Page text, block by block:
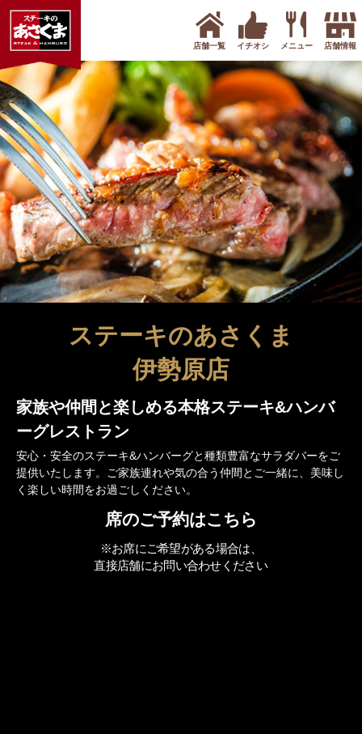
店舗情報
メニュー
イチオシ
店舗一覧
ステーキのあさくま
伊勢原店
家族や仲間と楽しめる本格ステーキ&ハンバ
ーグレストラン
安心・安全のステーキ&ハンバーグと種類豊富なサラダバーをご
提供いたします。ご家族連れや気の合う仲間とご一緒に、美味し
く楽しい時間をお過ごしください。
席のご予約はこちら
※お席にご希望がある場合は、
直接店舗にお問い合わせください